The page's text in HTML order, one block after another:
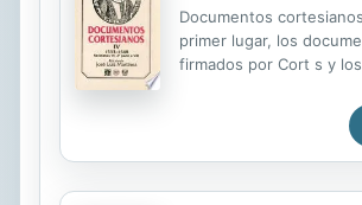
Documentos
primer lugar, los
firmados por Cort s y
segundo lugar, los
le afectaban de
fin, informes acerca de